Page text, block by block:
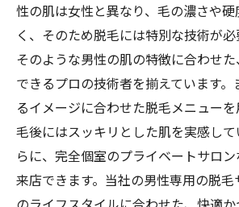
性の肌は女性と異なり、毛の濃さや
く、そのため脱毛には特別な技術が必
そのような男性の肌の特徴に合わせ
できるプロの技術者を揃えています。
るイメージに合わせた脱毛メニュー
毛後にはスッキリとした肌を実感し
らに、完全個室のプライベートサロ
来店できます。当社の男性専用の脱